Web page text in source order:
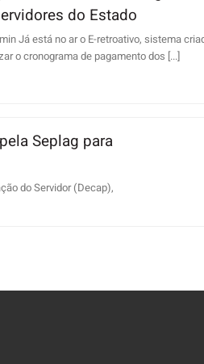
do Estado
Já está no ar o E-retroativo, sistema
o cronograma de pagamento dos [...]
Seplag para
do Servidor (Decap),